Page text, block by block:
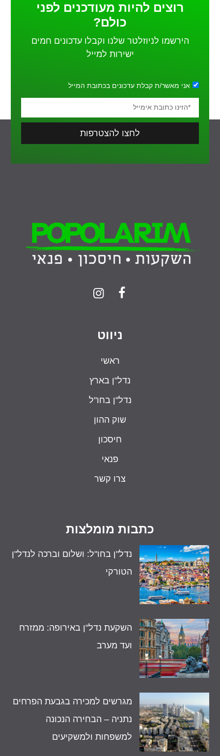
רוצים להיות מעודכנים לפני
כולם?
הירשמו לניוזלטר שלנו וקבלו עדכונים חמים
ישירות למייל
אני מאשר/ת קבלת עדכונים בכתובת המייל
לחצו להצטרפות
ניווט
ראשי
נדל"ן בארץ
נדל"ן בחו"ל
שוק ההון
חיסכון
פנאי
צרו קשר
כתבות מומלצות
נדל"ן בחו"ל: ושלום וברכה לנדל"ן
הטורקי
השקעת נדל"ן באירופה: ממזרח
ועד מערב
מגרשים למכירה בגבעת הפרחים
נתניה – הבחירה הנכונה
למשפחות ולמשקיעים